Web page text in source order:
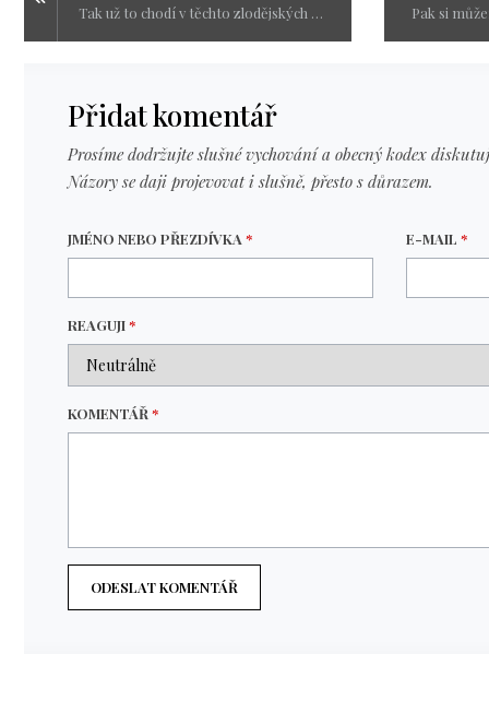
Tak už to chodí v těchto zlodějských vodách. Proto píšu, lidí nedělejte chybu jako já a napřed si to ověřte, než nakoupíte u šmejdů.
Přidat komentář
Prosíme dodržujte slušné vychování a obecný kodex
Názory se daji projevovat i slušně, přesto s důrazem.
JMÉNO NEBO PŘEZDÍVKA* E-MAIL*
REAGUJI*
KOMENTÁŘ*
ODESLAT KOMENTÁŘ